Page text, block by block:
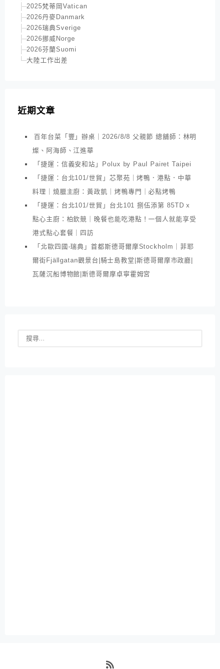
2025梵蒂岡Vatican
2026丹麥Danmark
2026瑞典Sverige
2026挪威Norge
2026芬蘭Suomi
大陸工作出差
近期文章
百年台菜「豐」辦桌｜2026/8/8 父親節 總舖師：林明
燦、阿海師、江進華
「捷運：信義安和站」Polux by Paul Pairet Taipei
「捷運：台北101/世貿」芯聚苑｜烤鴨．港點．中華
料理｜燒臘主廚：黃政凱｜烤鴨專門｜必點烤鴨
「捷運：台北101/世貿」台北101 捌伍添第 85TD x
點心主廚：柏欽競｜晚餐也能吃港點！一個人就能享受
港式點心套餐｜四訪
「北歐四國-瑞典」首都斯德哥爾摩Stockholm｜菲耶
爾街Fjällgatan觀景台|騎士島教堂|斯德哥爾摩市政廳|
瓦薩沉船博物館|斯德哥爾摩卓寧霍姆宮